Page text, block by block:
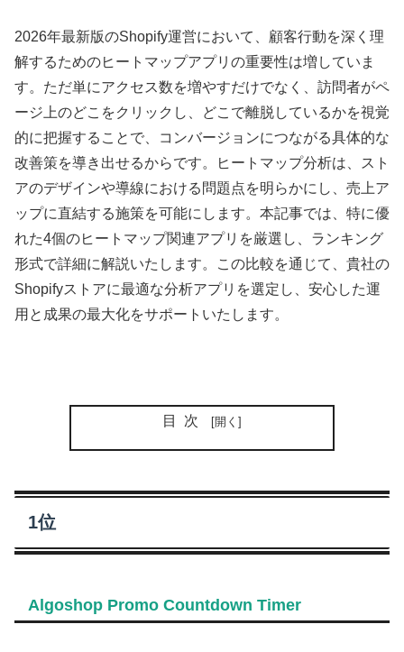
2026年最新版のShopify運営において、顧客行動を深く理
解するためのヒートマップアプリの重要性は増していま
す。ただ単にアクセス数を増やすだけでなく、訪問者がペ
ージ上のどこをクリックし、どこで離脱しているかを視覚
的に把握することで、コンバージョンにつながる具体的な
改善策を導き出せるからです。ヒートマップ分析は、スト
アのデザインや導線における問題点を明らかにし、売上ア
ップに直結する施策を可能にします。本記事では、特に優
れた4個のヒートマップ関連アプリを厳選し、ランキング
形式で詳細に解説いたします。この比較を通じて、貴社の
Shopifyストアに最適な分析アプリを選定し、安心した運
用と成果の最大化をサポートいたします。
目次
1位
Algoshop Promo Countdown Timer